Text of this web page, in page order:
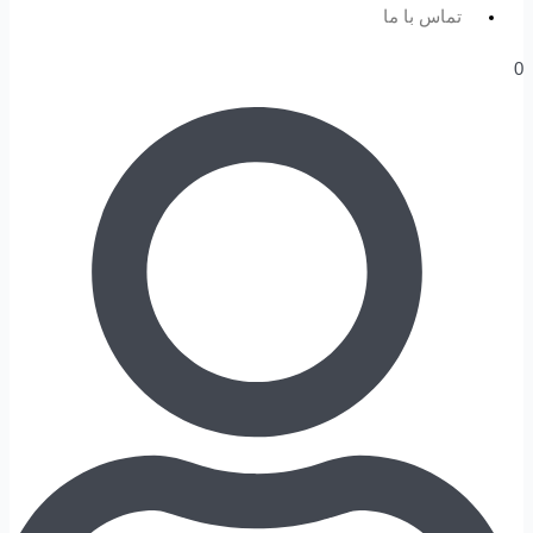
تماس با ما